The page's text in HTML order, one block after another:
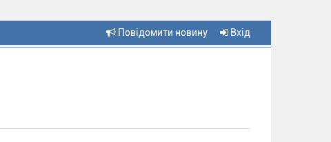
Повідомити новину Вхід